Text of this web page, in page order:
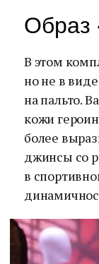
Образ
В этом
но не в
на пальто.
кожи
более
джинсы со
в